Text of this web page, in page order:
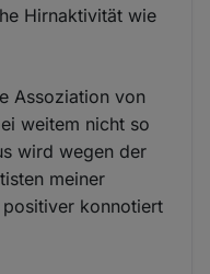
Hirnaktivität wie
Assoziation von
weitem nicht so
wird wegen der
meiner
konnotiert